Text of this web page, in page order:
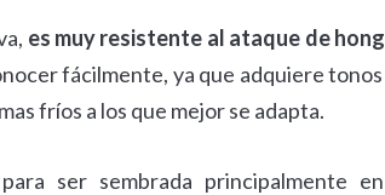
es muy resistente al ataque de
fácilmente, ya que adquiere
fríos a los que mejor se adapta.
ser sembrada principalmente